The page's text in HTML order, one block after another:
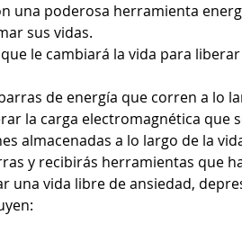
una poderosa herramienta
sus vidas.
le cambiará la vida para
de energía que corren a lo
la carga electromagnética que
almacenadas a lo largo de la
y recibirás herramientas que
una vida libre de ansiedad,